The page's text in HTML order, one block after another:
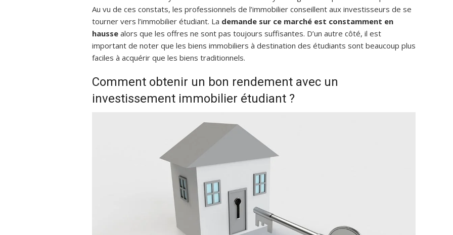
Au vu de ces constats, les professionnels de l’immobilier conseillent aux investisseurs de se
tourner vers l’immobilier étudiant. La demande sur ce marché est constamment en
hausse alors que les offres ne sont pas toujours suffisantes. D’un autre côté, il est
important de noter que les biens immobiliers à destination des étudiants sont beaucoup plus
faciles à acquérir que les biens traditionnels.
Comment obtenir un bon rendement avec un
investissement immobilier étudiant ?